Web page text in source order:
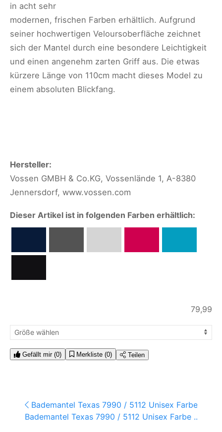
in acht sehr
modernen, frischen Farben erhältlich. Aufgrund
seiner hochwertigen Veloursoberfläche zeichnet
sich der Mantel durch eine besondere Leichtigkeit
und einen angenehm zarten Griff aus. Die etwas
kürzere Länge von 110cm macht dieses Model zu
einem absoluten Blickfang.
Hersteller:
Vossen GMBH & Co.KG, Vossenlände 1, A-8380
Jennersdorf, www.vossen.com
Dieser Artikel ist in folgenden Farben erhältlich:
79,99
Gefällt mir (0) Merkliste (0) Teilen
Bademantel Texas 7990 / 5112 Unisex Farbe ...
Bademantel Texas 7990 / 5112 Unisex Farbe ...